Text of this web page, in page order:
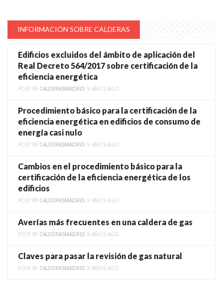
INFORMACIÓN SOBRE CALDERAS
Edificios excluidos del ámbito de aplicación del
Real Decreto 564/2017 sobre certificación de la
eficiencia energética
POST BY CALDERASMADRID 9 AÑOS AGO
Procedimiento básico para la certificación de la
eficiencia energética en edificios de consumo de
energía casi nulo
POST BY CALDERASMADRID 9 AÑOS AGO
Cambios en el procedimiento básico para la
certificación de la eficiencia energética de los
edificios
POST BY CALDERASMADRID 9 AÑOS AGO
Averías más frecuentes en una caldera de gas
POST BY CALDERASMADRID 9 AÑOS AGO
Claves para pasar la revisión de gas natural
POST BY CALDERASMADRID 9 AÑOS AGO